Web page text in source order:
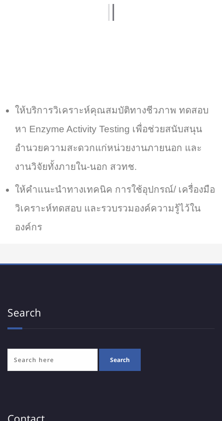
||
ให้บริการวิเคราะห์คุณสมบัติทางชีวภาพ ทดสอบ
หา Enzyme Activity Testing เพื่อช่วยสนับสนุน
อำนวยความสะดวกแก่หน่วยงานภายนอก และ
งานวิจัยทั้งภายใน-นอก สวทช.
ให้คำแนะนำทางเทคนิค การใช้อุปกรณ์/ เครื่องมือ
วิเคราะห์ทดสอบ และรวบรวมองค์ความรู้ไว้ใน
องค์กร
Search